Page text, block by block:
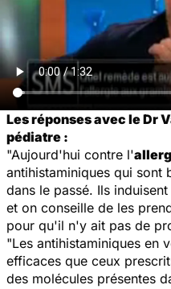
Les réponses avec le Dr
pédiatre :
"Aujourd'hui contre l'
antihistaminiques qui sont
dans le passé. Ils
et on conseille de les
pour qu'il n'y ait pas de
"Les antihistaminiques en
efficaces que ceux
des molécules présentes